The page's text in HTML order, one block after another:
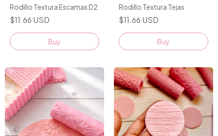
Rodillo Textura Escamas D2
$11.66 USD
Rodillo Textura Tejas
$11.66 USD